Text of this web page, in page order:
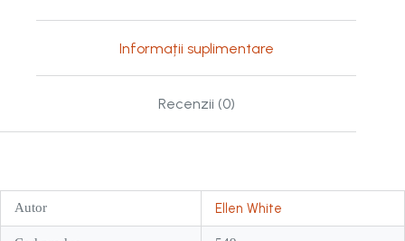
Informații suplimentare
Recenzii (0)
Autor Ellen White